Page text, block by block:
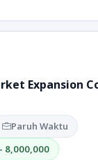
Expansion
Paruh Waktu
8,000,000